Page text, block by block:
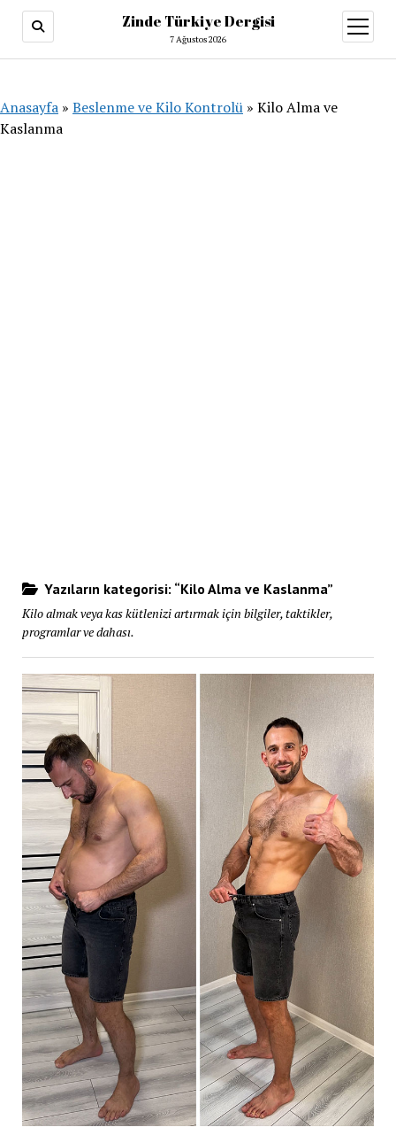
Zinde Türkiye Dergisi
7 Ağustos 2026
aç
Anasayfa » Beslenme ve Kilo Kontrolü » Kilo Alma ve
Kaslanma
Yazıların kategorisi: “Kilo Alma ve Kaslanma”
Kilo almak veya kas kütlenizi artırmak için bilgiler, taktikler,
programlar ve dahası.